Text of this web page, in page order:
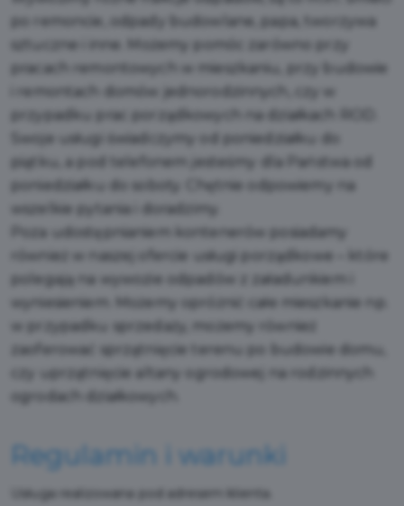
po remoncie, odpady budowlane, papa, tworzywa
sztuczne i inne. Możemy pomóc zarówno przy
pracach remontowych w mieszkaniu, przy budowie
i remontach domów jednorodzinnych, czy w
przypadku prac porządkowych na działkach ROD.
Swoje usługi świadczymy od poniedziałku do
piątku, a pod telefonem jesteśmy dla Państwa od
poniedziałku do soboty. Chętnie odpowiemy na
wszelkie pytania i doradzimy.
Poza udostępnianiem kontenerów posiadamy
również w naszej ofercie usługi porządkowe – które
polegają na wywozie odpadów z załadunkiem i
wyniesieniem. Możemy opróżnić całe mieszkanie np.
w przypadku sprzedaży, możemy również
zaoferować sprzątnięcie terenu po budowie domu,
czy uprzątnięcie altany ogrodowej na rodzinnych
ogrodach działkowych.
Regulamin i warunki
Usługa realizowana pod adresem klienta.